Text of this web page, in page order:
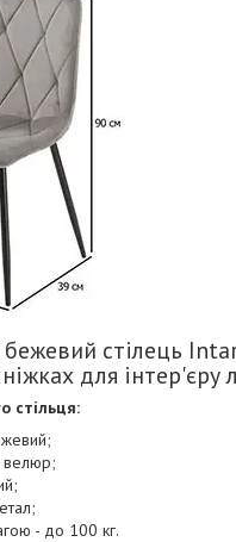
бежевий стілець
для інтер'єру
стільця:
велюр;
- до 100 кг.